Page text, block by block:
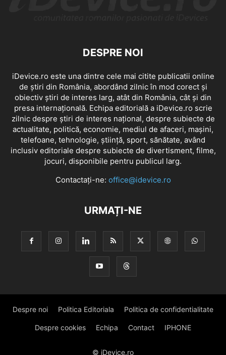
DESPRE NOI
iDevice.ro este una dintre cele mai citite publicatii online
de știri din România, abordând zilnic în mod corect și
obiectiv știri de interes larg, atât din România, cât și din
presa internațională. Echipa editorială a iDevice.ro scrie
zilnic despre știri de interes național, despre subiecte de
actualitate, politică, economie, mediul de afaceri, mașini,
telefoane, tehnologie, știință, sport, sănătate, având
inclusiv editoriale despre subiecte de divertisment, filme,
jocuri, disponibile pentru publicul larg.
Contactați-ne: office@idevice.ro
URMAȚI-NE
Despre noi Politica Editoriala Politica de confidentialitate
Despre cookies Echipa Contact IPHONE
© iDevice.ro